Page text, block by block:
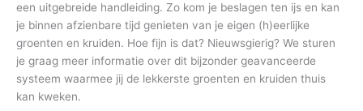
een uitgebreide handleiding. Zo kom je beslagen ten ijs en kan
je binnen afzienbare tijd genieten van je eigen (h)eerlijke
groenten en kruiden. Hoe fijn is dat? Nieuwsgierig? We sturen
je graag meer informatie over dit bijzonder geavanceerde
systeem waarmee jij de lekkerste groenten en kruiden thuis
kan kweken.